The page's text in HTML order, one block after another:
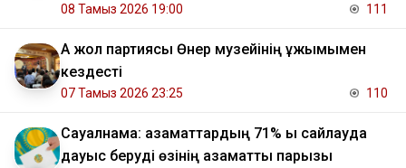
08 Тамыз 2026 19:00 111
Ақ жол партиясы Өнер музейінің ұжымымен
кездесті
07 Тамыз 2026 23:25 110
Сауалнама: азаматтардың 71% ы сайлауда
дауыс беруді өзінің азаматтық парызы